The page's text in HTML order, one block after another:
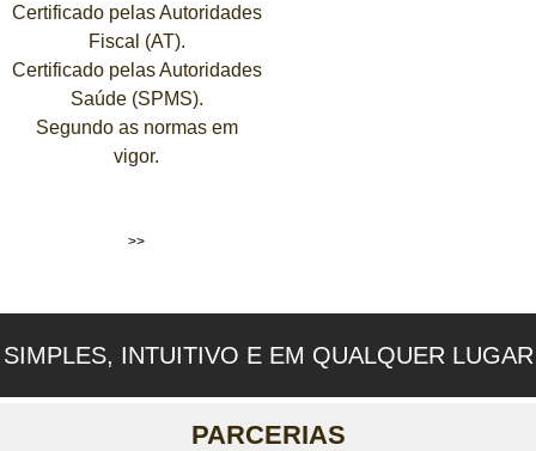
Certificado pelas Autoridades
Fiscal (AT).
Certificado pelas Autoridades
Saúde (SPMS).
Segundo as normas em
vigor.
>>
SIMPLES, INTUITIVO E EM QUALQUER LUGAR
PARCERIAS